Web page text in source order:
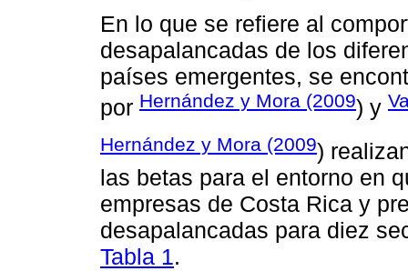
En lo que se refiere al
desapalancadas de los
países emergentes, se
por Hernández y Mora (2009) y
Hernández y Mora (2009)
las betas para el entorno en
empresas de Costa Rica y
desapalancadas para diez
Tabla 1.